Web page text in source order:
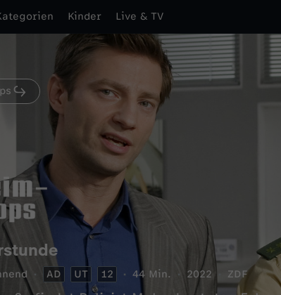
Kinder Live & TV
AD UT 12 44 Min. 2022 ZDF